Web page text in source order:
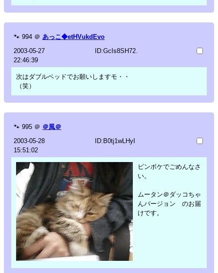
🐾 994 ＠ あっこ◆etHVukdEvo
2003-05-27
22:46:39
ID:GcIs8SH72.
次はダブルベッドでお願いしますモ・・
（笑）
🐾 995 ＠ ＠風＠
2003-05-28
15:51:02
ID:B0tj1wLHyI
ピンボケでごめんなさ
い。
ムータン＠ダッコちゃ
んバージョン のお届
けです。